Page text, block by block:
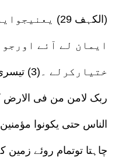
(الکہف 29)
ایمان لے آئے
ربک لامن من فی الارض
چاہتا توتمام روئے زمین